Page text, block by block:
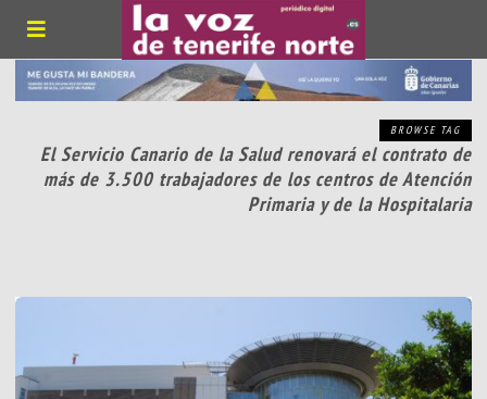
BROWSE TAG
El Servicio Canario de la Salud renovará el contrato de
más de 3.500 trabajadores de los centros de Atención
Primaria y de la Hospitalaria